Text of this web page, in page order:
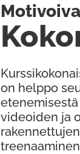
on helppo
videoiden ja